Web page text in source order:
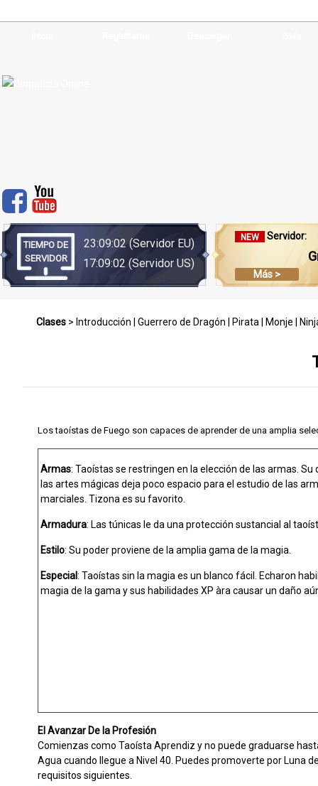
TIEMPO DE
SERVIDOR
23:09:02 (Servidor EU)
17:09:02 (Servidor US)
NEW Servidor:
Más >
Clases > Introducción Guerrero de Dragón Pirata Monje
Los taoístas de Fuego son capaces de aprender de una amplia
Armas: Taoístas se restringen en la elección de las armas. Su
las artes mágicas deja poco espacio para el estudio de las
marciales. Tizona es su favorito.
Armadura: Las túnicas le da una protección sustancial al
Estilo: Su poder proviene de la amplia gama de la magia.
Especial: Taoístas sin la magia es un blanco fácil. Echaron
magia de la gama y sus habilidades XP àra causar un daño
El Avanzar De la Profesión
Comienzas como Taoísta Aprendiz y no puede graduarse
Agua cuando llegue a Nivel 40. Puedes promoverte por Luna
requisitos siguientes.